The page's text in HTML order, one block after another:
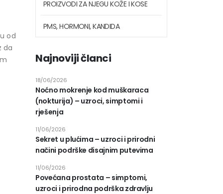
od
da
PROIZVODI ZA NJEGU KOŽE I KOSE
PMS, HORMONI, KANDIDA
Najnoviji članci
Noćno mokrenje kod muškaraca
(nokturija) – uzroci, simptomi i
rješenja
18/06/2026
Sekret u plućima – uzroci i prirodni
načini podrške disajnim putevima
11/06/2026
Povećana prostata – simptomi,
uzroci i prirodna podrška zdravlju
11/06/2026